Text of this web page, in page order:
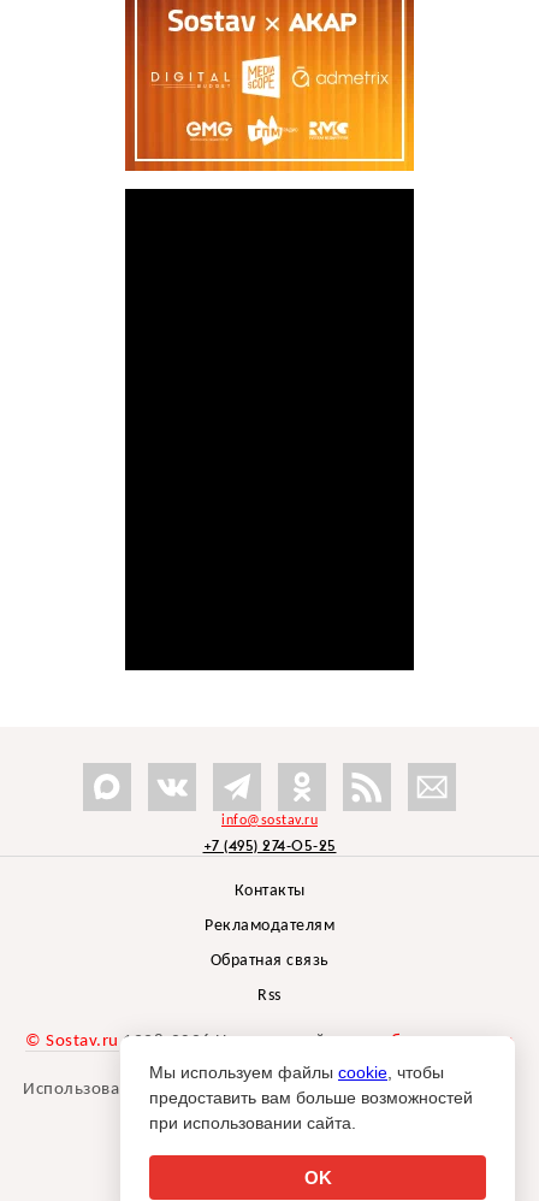
info@sostav.ru
+7 (495) 274-05-25
Контакты
Рекламодателям
Обратная связь
Rss
© Sostav.ru 1998-2026 Независимый проектбрендингового
агентства Depot
Использование материалов Sostav.ru допустимо только при
указании источника.
Мы используем файлы cookie , чтобы
предоставить вам больше возможностей
при использовании сайта.
OK